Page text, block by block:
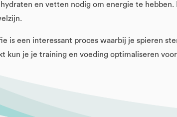
en vetten nodig om energie te
is een interessant proces waarbij je spieren
kun je je training en voeding optimaliseren